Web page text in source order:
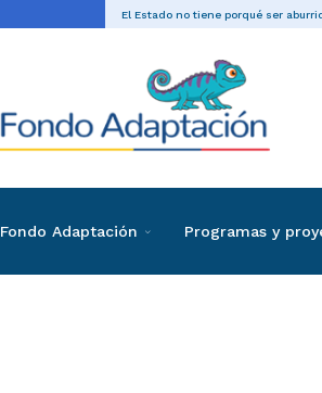
El Estado no tiene porqué ser
Fondo Adaptación Programas y
Directas